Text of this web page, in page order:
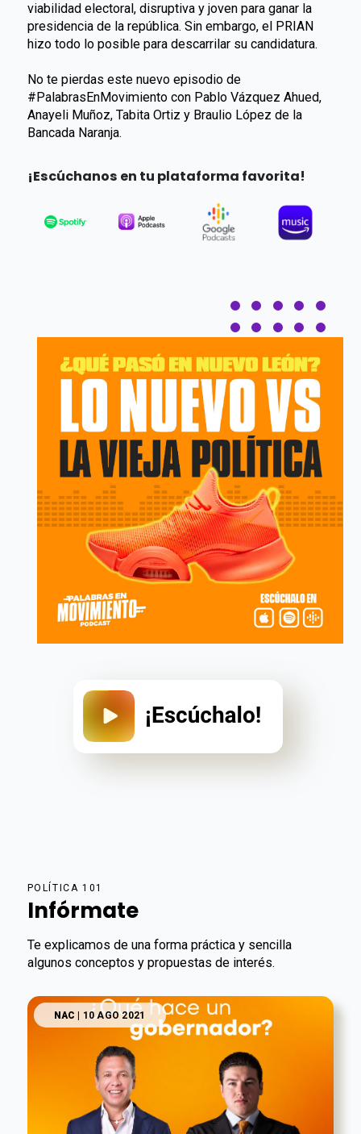
viabilidad electoral, disruptiva y joven para ganar la
presidencia de la república. Sin embargo, el PRIAN
hizo todo lo posible para descarrilar su candidatura.
No te pierdas este nuevo episodio de
#PalabrasEnMovimiento con Pablo Vázquez Ahued,
Anayeli Muñoz, Tabita Ortiz y Braulio López de la
Bancada Naranja.
¡Escúchanos en tu plataforma favorita!
POLÍTICA 101
Infórmate
Te explicamos de una forma práctica y sencilla
algunos conceptos y propuestas de interés.
NAC | 10 AGO 2021